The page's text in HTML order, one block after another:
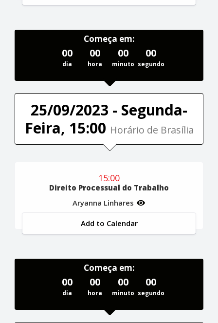
Começa em:
00
dia
00
hora
00
minuto
00
segundo
25/09/2023 - Segunda-
Feira, 15:00 Horário de Brasília
15:00
Direito Processual do Trabalho
Aryanna Linhares
Add to Calendar
Começa em:
00
dia
00
hora
00
minuto
00
segundo